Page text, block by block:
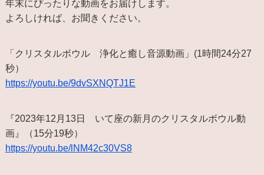
年末にぴったりな動画をお届けします。
よろしければ、お聞きください。
「クリスタルボウル 浄化と癒し音源動画」(1時間24分27
秒）
https://youtu.be/9dvSXNQTJ1E
『2023年12月13日 いて座の新月のクリスタルボウル動
画』（15分19秒）
https://youtu.be/lNM42c30VS8